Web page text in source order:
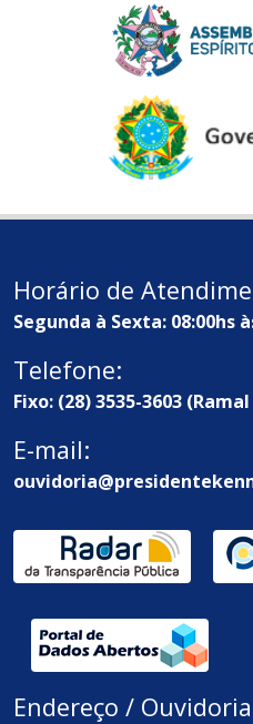
Horário de
Segunda à Sexta: 08:00hs
Telefone:
Fixo: (28) 3535-3603
E-mail:
Endereço /